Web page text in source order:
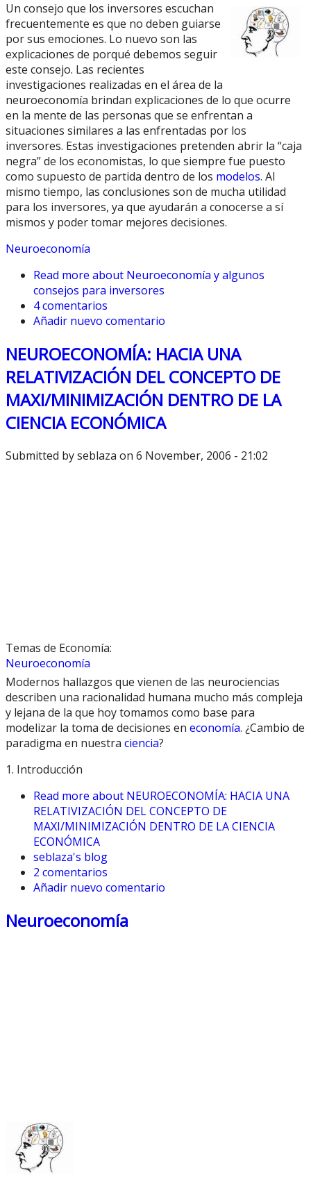
Un consejo que los inversores escuchan
frecuentemente es que no deben guiarse
por sus emociones. Lo nuevo son las
explicaciones de porqué debemos seguir
este consejo. Las recientes
investigaciones realizadas en el área de la
neuroeconomía brindan explicaciones de lo que ocurre
en la mente de las personas que se enfrentan a
situaciones similares a las enfrentadas por los
inversores. Estas investigaciones pretenden abrir la “caja
negra” de los economistas, lo que siempre fue puesto
como supuesto de partida dentro de los modelos. Al
mismo tiempo, las conclusiones son de mucha utilidad
para los inversores, ya que ayudarán a conocerse a sí
mismos y poder tomar mejores decisiones.
Neuroeconomía
Read more about Neuroeconomía y algunos
consejos para inversores
4 comentarios
Añadir nuevo comentario
NEUROECONOMÍA: HACIA UNA
RELATIVIZACIÓN DEL CONCEPTO DE
MAXI/MINIMIZACIÓN DENTRO DE LA
CIENCIA ECONÓMICA
Submitted byseblaza on 6 November, 2006 - 21:02
Temas de Economía:
Neuroeconomía
Modernos hallazgos que vienen de las neurociencias
describen una racionalidad humana mucho más compleja
y lejana de la que hoy tomamos como base para
modelizar la toma de decisiones en economía. ¿Cambio de
paradigma en nuestra ciencia?
1. Introducción
Read more about NEUROECONOMÍA: HACIA UNA
RELATIVIZACIÓN DEL CONCEPTO DE
MAXI/MINIMIZACIÓN DENTRO DE LA CIENCIA
ECONÓMICA
seblaza's blog
2 comentarios
Añadir nuevo comentario
Neuroeconomía